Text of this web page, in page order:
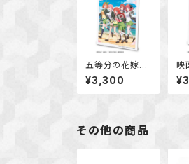
五等分の花嫁∬
ビジュアルア
ートボード
¥3,300
映
花
ア
その他の商品